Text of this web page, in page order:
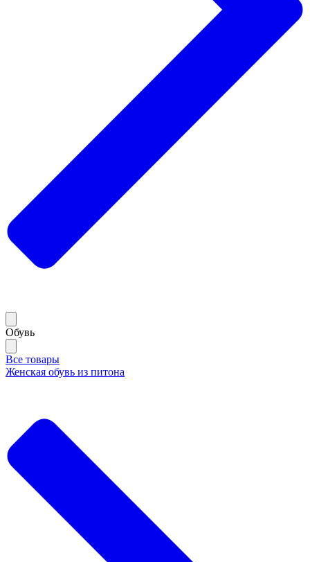
Обувь
Все товары
Женская обувь из питона